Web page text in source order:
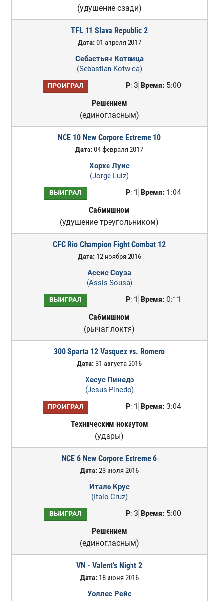
(удушение сзади)
TFL 11 Slava Republic 2
Дата:01 апреля 2017
Себастьян Котвица
(Sebastian Kotwica)
ПРОИГРАЛ Р:3 Время:5:00
Решением
(единогласным)
NCE 10 New Corpore Extreme 10
Дата:04 февраля 2017
Хорхе Луис
(Jorge Luiz)
ВЫИГРАЛ Р:1 Время:1:04
Сабмишном
(удушение треугольником)
CFC Rio Champion Fight Combat 12
Дата:12 ноября 2016
Ассис Соуза
(Assis Sousa)
ВЫИГРАЛ Р:1 Время:0:11
Сабмишном
(рычаг локтя)
300 Sparta 12 Vasquez vs. Romero
Дата:31 августа 2016
Хесус Пинедо
(Jesus Pinedo)
ПРОИГРАЛ Р:1 Время:3:04
Техническим нокаутом
(удары)
NCE 6 New Corpore Extreme 6
Дата:23 июля 2016
Итало Крус
(Italo Cruz)
ВЫИГРАЛ Р:3 Время:5:00
Решением
(единогласным)
VN - Valent's Night 2
Дата:18 июня 2016
Уоллес Рейс